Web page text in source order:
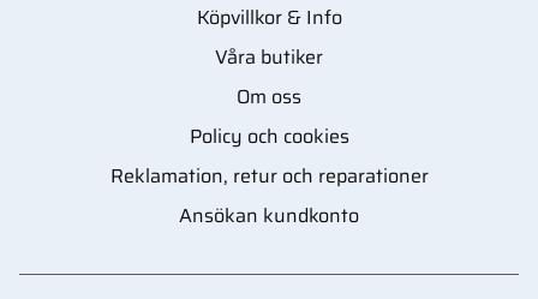
Köpvillkor & Info
Våra butiker
Om oss
Policy och cookies
Reklamation, retur och reparationer
Ansökan kundkonto